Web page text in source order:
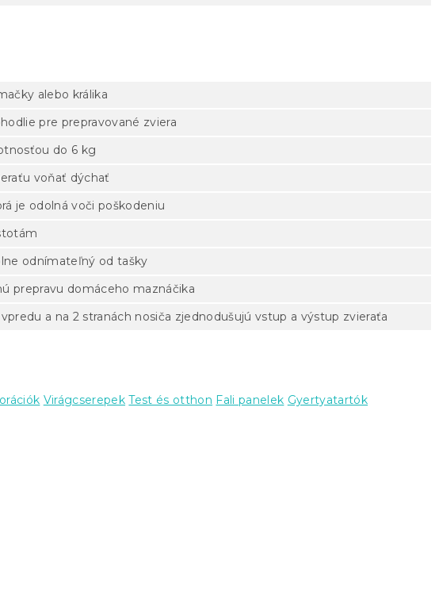
alebo králika
pre prepravované zviera
do 6 kg
voňať dýchať
je odolná voči poškodeniu
odnímateľný od tašky
prepravu domáceho maznáčika
a na 2 stranách nosiča zjednodušujú vstup a výstup zvieraťa
Virágcserepek Test és otthon Fali panelek Gyertyatartók